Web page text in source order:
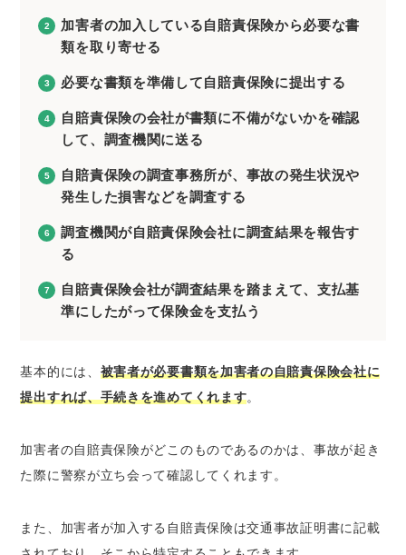
加害者の加入している自賠責保険から必要な書
類を取り寄せる
必要な書類を準備して自賠責保険に提出する
自賠責保険の会社が書類に不備がないかを確認
して、調査機関に送る
自賠責保険の調査事務所が、事故の発生状況や
発生した損害などを調査する
調査機関が自賠責保険会社に調査結果を報告す
る
自賠責保険会社が調査結果を踏まえて、支払基
準にしたがって保険金を支払う
基本的には、 被害者が必要書類を加害者の自賠責保険会社に
提出すれば、手続きを進めてくれます。
加害者の自賠責保険がどこのものであるのかは、事故が起き
た際に警察が立ち会って確認してくれます。
また、加害者が加入する自賠責保険は交通事故証明書に記載